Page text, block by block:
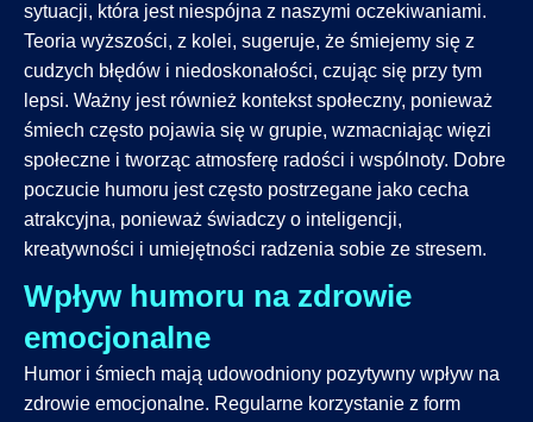
sytuacji, która jest niespójna z naszymi oczekiwaniami.
Teoria wyższości, z kolei, sugeruje, że śmiejemy się z
cudzych błędów i niedoskonałości, czując się przy tym
lepsi. Ważny jest również kontekst społeczny, ponieważ
śmiech często pojawia się w grupie, wzmacniając więzi
społeczne i tworząc atmosferę radości i wspólnoty. Dobre
poczucie humoru jest często postrzegane jako cecha
atrakcyjna, ponieważ świadczy o inteligencji,
kreatywności i umiejętności radzenia sobie ze stresem.
Wpływ humoru na zdrowie
emocjonalne
Humor i śmiech mają udowodniony pozytywny wpływ na
zdrowie emocjonalne. Regularne korzystanie z form